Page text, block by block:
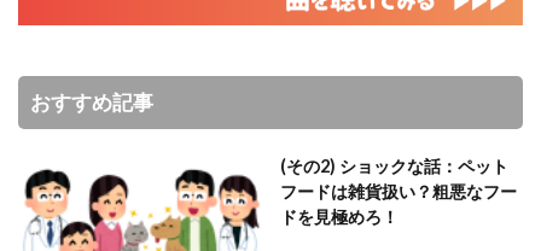
おすすめ記事
(その2) ショックな話：ペット
フードは雑貨扱い？粗悪なフー
ドを見極めろ！